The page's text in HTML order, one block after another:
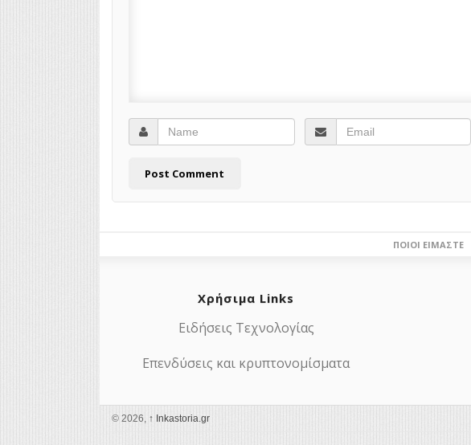
ΠΟΙΟΙ ΕΊΜΑΣΤΕ
Χρήσιμα Links
Ειδήσεις Τεχνολογίας
Επενδύσεις και κρυπτονομίσματα
© 2026, ↑ Ιnkastoria.gr